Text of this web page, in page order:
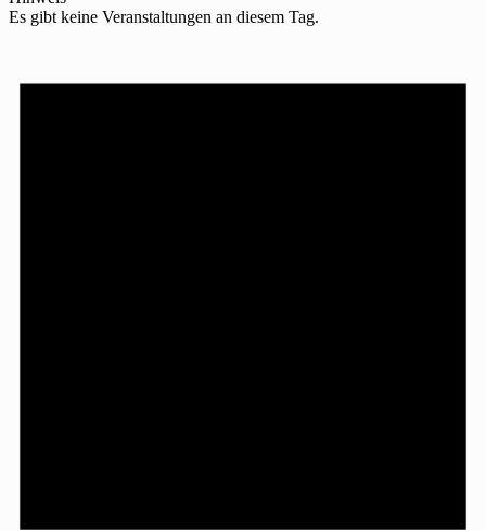
Es gibt keine Veranstaltungen an diesem Tag.